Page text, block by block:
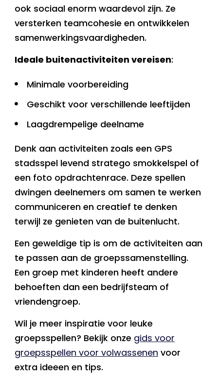
ook sociaal enorm waardevol zijn. Ze
versterken teamcohesie en ontwikkelen
samenwerkingsvaardigheden.
Ideale buitenactiviteiten vereisen:
Minimale voorbereiding
Geschikt voor verschillende leeftijden
Laagdrempelige deelname
Denk aan activiteiten zoals een GPS
stadsspel levend stratego smokkelspel of
een foto opdrachtenrace. Deze spellen
dwingen deelnemers om samen te werken
communiceren en creatief te denken
terwijl ze genieten van de buitenlucht.
Een geweldige tip is om de activiteiten aan
te passen aan de groepssamenstelling.
Een groep met kinderen heeft andere
behoeften dan een bedrijfsteam of
vriendengroep.
Wil je meer inspiratie voor leuke
groepsspellen? Bekijk onze gids voor
groepsspellen voor volwassenen voor
extra ideeen en tips.